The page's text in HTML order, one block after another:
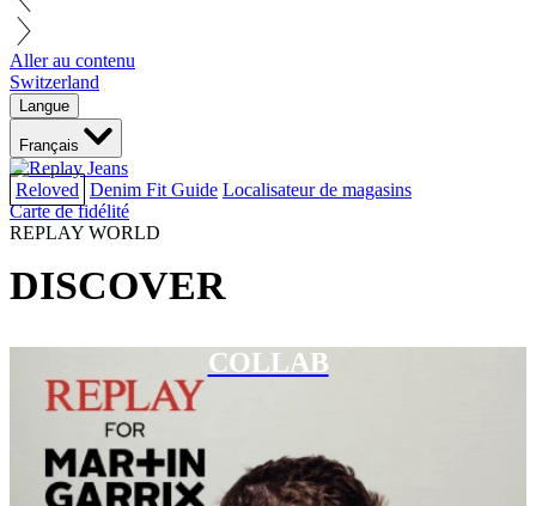
Aller au contenu
Switzerland
Langue
Français
Reloved Denim Fit Guide Localisateur de magasins
Carte de fidélité
REPLAY WORLD
DISCOVER
COLLAB